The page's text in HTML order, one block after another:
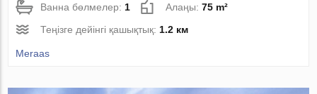
Ванна бөлмелер: 1 Алаңы:75 m²
Теңізге дейінгі қашықтық: 1.2 км
Meraas